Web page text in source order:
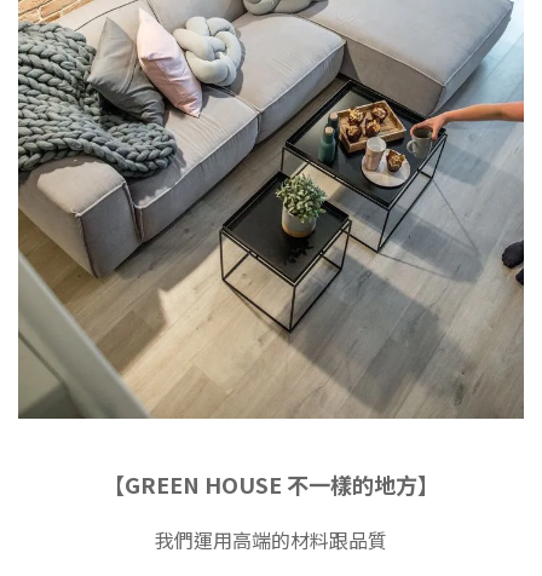
【GREEN HOUSE 不一樣的地方】
我們運用高端的材料跟品質